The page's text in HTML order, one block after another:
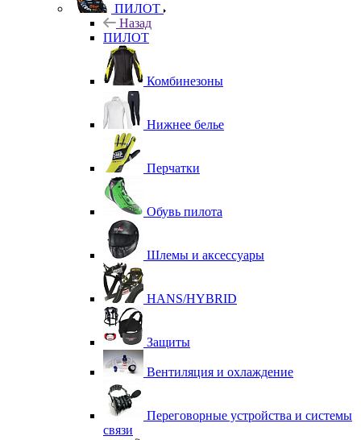
ПИЛОТ
Назад
ПИЛОТ
Комбинезоны
Нижнее белье
Перчатки
Обувь пилота
Шлемы и аксессуары
HANS/HYBRID
Защиты
Вентиляция и охлаждение
Переговорные устройства и системы
связи